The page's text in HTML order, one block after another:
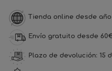
Tienda online desde año
Envío gratuito desde
Plazo de devolución: 15